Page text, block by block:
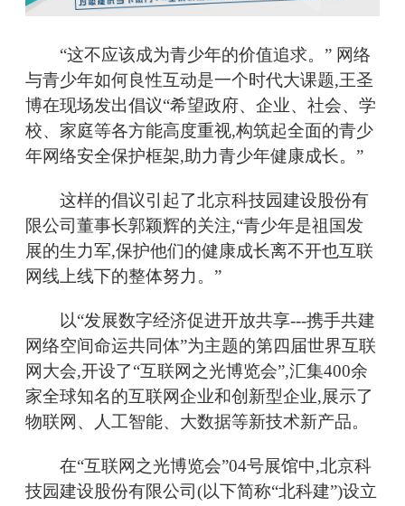
“这不应该成为青少年的价值追求。” 网络
与青少年如何良性互动是一个时代大课题,王圣
博在现场发出倡议“希望政府、企业、社会、学
校、家庭等各方能高度重视,构筑起全面的青少
年网络安全保护框架,助力青少年健康成长。”
这样的倡议引起了北京科技园建设股份有
限公司董事长郭颖辉的关注,“青少年是祖国发
展的生力军,保护他们的健康成长离不开也互联
网线上线下的整体努力。”
以“发展数字经济促进开放共享---携手共建
网络空间命运共同体”为主题的第四届世界互联
网大会,开设了“互联网之光博览会”,汇集400余
家全球知名的互联网企业和创新型企业,展示了
物联网、人工智能、大数据等新技术新产品。
在“互联网之光博览会”04号展馆中,北京科
技园建设股份有限公司(以下简称“北科建”)设立